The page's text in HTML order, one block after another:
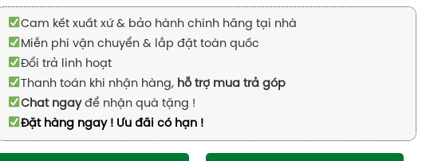
Cam kết xuất xứ & bảo hành chính hãng tại nhà
Miễn phí vận chuyển & lắp đặt toàn quốc
Đổi trả linh hoạt
Thanh toán khi nhận hàng, hỗ trợ mua trả góp
Chat ngayđể nhận quà tặng !
Đặt hàng ngay ! Ưu đãi có hạn !